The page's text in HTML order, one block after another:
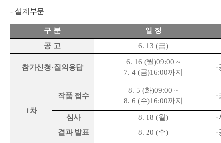
- 설계부문
구 분
일 정
공 고
6. 13 (금)
참가신청·질의응답
6. 16 (월)09:00 ~
7. 4 (금)16:00까지
1 차
작품 접수
8. 5 (화)09:00 ~
8. 6 (수)16:00까지
심사 8. 18 (월)
결과 발표
8. 20 (수)